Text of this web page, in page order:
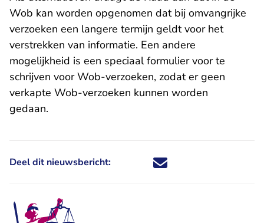
Wob kan worden opgenomen dat bij omvangrijke
verzoeken een langere termijn geldt voor het
verstrekken van informatie. Een andere
mogelijkheid is een speciaal formulier voor te
schrijven voor Wob-verzoeken, zodat er geen
verkapte Wob-verzoeken kunnen worden
gedaan.
Deel dit nieuwsbericht: Deel dit nieuwsbericht via X -
Deel dit nieuwsbericht via
Deel dit nieuwsbericht
Deel dit